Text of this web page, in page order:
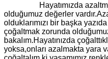
Hayatımızda azaltmak
olduğumuz değerler
olduklarımızı bir başka
çoğaltmak zorunda
bakalım.Hayatınızda
yoksa,onları azalmakta yara